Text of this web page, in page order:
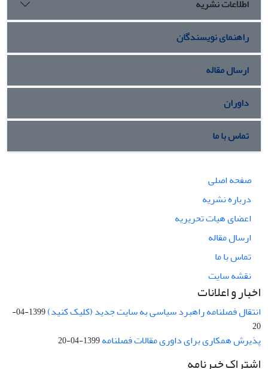
اطلاعات نشریه
راهنمای نویسندگان
ارسال مقاله
داوران
تماس با ما
صفحه اصلی
درباره نشریه
اعضای هیات تحریریه
ارسال مقاله
تماس با ما
نقشه سایت
اخبار و اعلانات
انتقال فصلنامه راهبرد سیاسی به سایت جدید (کلیک کنید)
1399-04-
20
پذیرش همکاری برای داوری مقالات فصلنامه1399-04-20
اشتراک خبرنامه